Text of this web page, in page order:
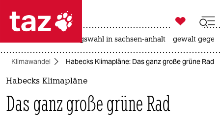
 taz zahl ich
taz zahl ich
politik

taz zahl ich
landtagswahl in sachsen-anhalt gewalt
Klimawandel Habecks Klimapläne: Das ganz große grüne Rad
Habecks Klimapläne
Das ganz große grüne Rad